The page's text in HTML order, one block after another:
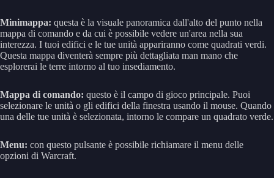
Minimappa: questa è la visuale panoramica dall'alto del punto nella
mappa di comando e da cui è possibile vedere un'area nella sua
interezza. I tuoi edifici e le tue unità appariranno come quadrati verdi.
Questa mappa diventerà sempre più dettagliata man mano che
esplorerai le terre intorno al tuo insediamento.
Mappa di comando: questo è il campo di gioco principale. Puoi
selezionare le unità o gli edifici della finestra usando il mouse. Quando
una delle tue unità è selezionata, intorno le compare un quadrato verde.
Menu: con questo pulsante è possibile richiamare il menu delle
opzioni di Warcraft.